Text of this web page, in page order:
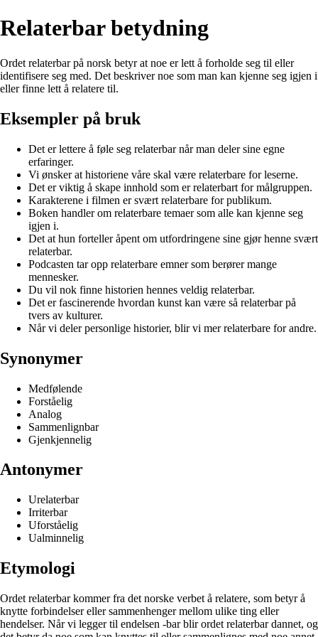
Relaterbar betydning
Ordet relaterbar på norsk betyr at noe er lett å forholde seg til eller
identifisere seg med. Det beskriver noe som man kan kjenne seg igjen i
eller finne lett å relatere til.
Eksempler på bruk
Det er lettere å føle seg relaterbar når man deler sine egne
erfaringer.
Vi ønsker at historiene våre skal være relaterbare for leserne.
Det er viktig å skape innhold som er relaterbart for målgruppen.
Karakterene i filmen er svært relaterbare for publikum.
Boken handler om relaterbare temaer som alle kan kjenne seg
igjen i.
Det at hun forteller åpent om utfordringene sine gjør henne svært
relaterbar.
Podcasten tar opp relaterbare emner som berører mange
mennesker.
Du vil nok finne historien hennes veldig relaterbar.
Det er fascinerende hvordan kunst kan være så relaterbar på
tvers av kulturer.
Når vi deler personlige historier, blir vi mer relaterbare for andre.
Synonymer
Medfølende
Forståelig
Analog
Sammenlignbar
Gjenkjennelig
Antonymer
Urelaterbar
Irriterbar
Uforståelig
Ualminnelig
Etymologi
Ordet relaterbar kommer fra det norske verbet å relatere, som betyr å
knytte forbindelser eller sammenhenger mellom ulike ting eller
hendelser. Når vi legger til endelsen -bar blir ordet relaterbar dannet, og